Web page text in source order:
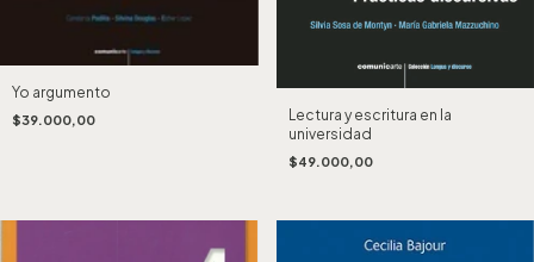
Yo argumento
$39.000,00
Lectura y escritura en la
universidad
$49.000,00